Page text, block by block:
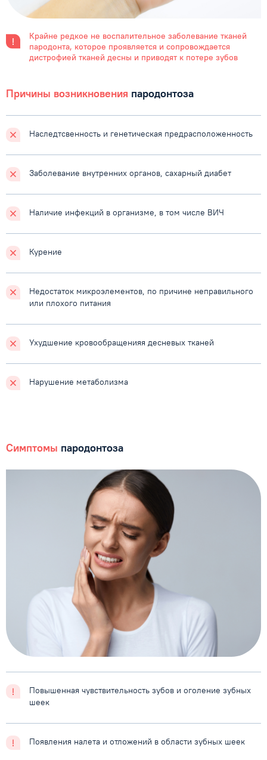
Крайне редкое не воспалительное заболевание тканей
пародонта, которое проявляется и сопровождается
дистрофией тканей десны и приводят к потере зубов
Причины возникновения пародонтоза
Наследтсвенность и генетическая предрасположенность
Заболевание внутренних органов, сахарный диабет
Наличие инфекций в организме, в том числе ВИЧ
Курение
Недостаток микроэлементов, по причине неправильного
или плохого питания
Ухудшение кровообращенияя десневых тканей
Нарушение метаболизма
Симптомы пародонтоза
Повышенная чувствительность зубов и оголение зубных
шеек
Появления налета и отложений в области зубных шеек